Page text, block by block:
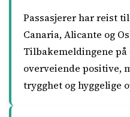
Passasjerer har reist
Canaria, Alicante og
Tilbakemeldingene
overveiende positive,
trygghet og hyggelige